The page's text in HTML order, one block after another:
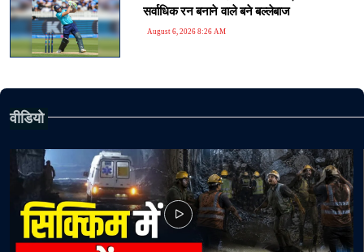
सर्वाधिक रन बनाने वाले बने बल्लेबाज
August 6, 2026 8:26 AM
वीडियो